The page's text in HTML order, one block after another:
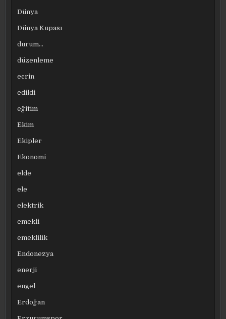
Dünya
Dünya Kupası
durum…
düzenleme
ecrin
edildi
eğitim
Ekim
Ekipler
Ekonomi
elde
ele
elektrik
emekli
emeklilik
Endonezya
enerji
engel
Erdoğan